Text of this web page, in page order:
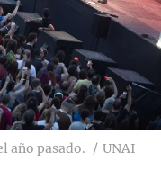
año pasado.
UNAI